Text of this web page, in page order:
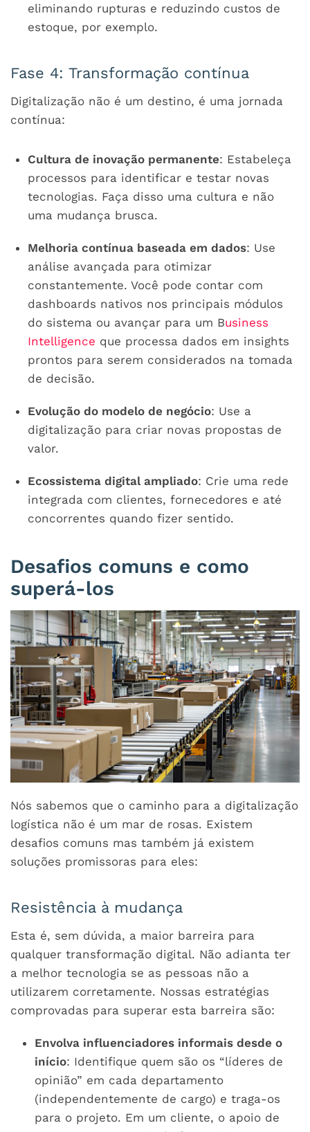
eliminando rupturas e reduzindo custos de
estoque, por exemplo.
Fase 4: Transformação contínua
Digitalização não é um destino, é uma jornada
contínua:
Cultura de inovação permanente: Estabeleça
processos para identificar e testar novas
tecnologias. Faça disso uma cultura e não
uma mudança brusca.
Melhoria contínua baseada em dados: Use
análise avançada para otimizar
constantemente. Você pode contar com
dashboards nativos nos principais módulos
do sistema ou avançar para um Business
Intelligence que processa dados em insights
prontos para serem considerados na tomada
de decisão.
Evolução do modelo de negócio: Use a
digitalização para criar novas propostas de
valor.
Ecossistema digital ampliado: Crie uma rede
integrada com clientes, fornecedores e até
concorrentes quando fizer sentido.
Desafios comuns e como
superá-los
Nós sabemos que o caminho para a digitalização
logística não é um mar de rosas. Existem
desafios comuns mas também já existem
soluções promissoras para eles:
Resistência à mudança
Esta é, sem dúvida, a maior barreira para
qualquer transformação digital. Não adianta ter
a melhor tecnologia se as pessoas não a
utilizarem corretamente. Nossas estratégias
comprovadas para superar esta barreira são:
Envolva influenciadores informais desde o
início: Identifique quem são os “líderes de
opinião” em cada departamento
(independentemente de cargo) e traga-os
para o projeto. Em um cliente, o apoio de